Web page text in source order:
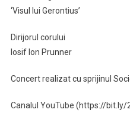
‘Visul lui Gerontius’
Dirijorul corului
Iosif Ion Prunner
Concert realizat cu sprijinul
Canalul YouTube (https://bit.ly/